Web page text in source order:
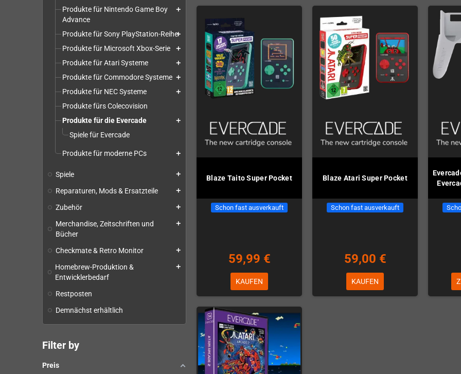
Produkte für Nintendo Game Boy
Advance
add
Produkte für Sony PlayStation-Reiheadd
Produkte für Microsoft Xbox-Serie add
Produkte für Atari Systeme add
Produkte für Commodore Systeme add
Produkte für NEC Systeme add
Produkte fürs Colecovision
Produkte für die Evercade
add
Spiele für Evercade
Produkte für moderne PCs add
Spiele add
Reparaturen, Mods & Ersatzteile add
Zubehör add
Merchandise, Zeitschriften und
Bücher
add
Checkmate & Retro Monitor add
Homebrew-Produktion &
Entwicklerbedarf
add
Restposten
Demnächst erhältlich
Filter by
Preis
Blaze Taito Super Pocket
Schon fast ausverkauft
59,99 €
KAUFEN
Blaze Atari Super Pocket
Schon fast ausverkauft
59,00 €
KAUFEN